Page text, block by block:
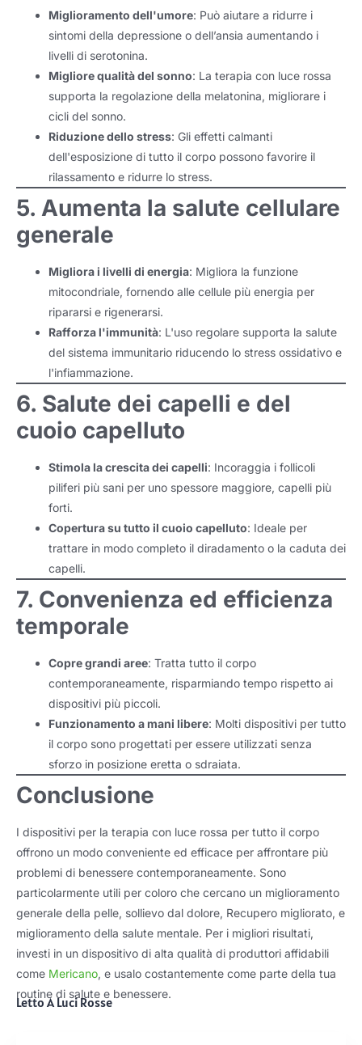
Miglioramento dell'umore: Può aiutare a ridurre i
sintomi della depressione o dell’ansia aumentando i
livelli di serotonina.
Migliore qualità del sonno: La terapia con luce rossa
supporta la regolazione della melatonina, migliorare i
cicli del sonno.
Riduzione dello stress: Gli effetti calmanti
dell'esposizione di tutto il corpo possono favorire il
rilassamento e ridurre lo stress.
5. Aumenta la salute cellulare
generale
Migliora i livelli di energia: Migliora la funzione
mitocondriale, fornendo alle cellule più energia per
ripararsi e rigenerarsi.
Rafforza l'immunità: L'uso regolare supporta la salute
del sistema immunitario riducendo lo stress ossidativo e
l'infiammazione.
6. Salute dei capelli e del
cuoio capelluto
Stimola la crescita dei capelli: Incoraggia i follicoli
piliferi più sani per uno spessore maggiore, capelli più
forti.
Copertura su tutto il cuoio capelluto: Ideale per
trattare in modo completo il diradamento o la caduta dei
capelli.
7. Convenienza ed efficienza
temporale
Copre grandi aree: Tratta tutto il corpo
contemporaneamente, risparmiando tempo rispetto ai
dispositivi più piccoli.
Funzionamento a mani libere: Molti dispositivi per tutto
il corpo sono progettati per essere utilizzati senza
sforzo in posizione eretta o sdraiata.
Conclusione
I dispositivi per la terapia con luce rossa per tutto il corpo
offrono un modo conveniente ed efficace per affrontare più
problemi di benessere contemporaneamente. Sono
particolarmente utili per coloro che cercano un miglioramento
generale della pelle, sollievo dal dolore, Recupero migliorato, e
miglioramento della salute mentale. Per i migliori risultati,
investi in un dispositivo di alta qualità di produttori affidabili
come Mericano, e usalo costantemente come parte della tua
routine di salute e benessere.
Letto A Luci Rosse